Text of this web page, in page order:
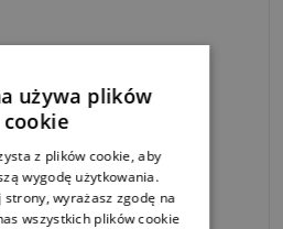
używa plików
cookie
z plików cookie, aby
wygodę użytkowania.
strony, wyrażasz zgodę na
wszystkich plików cookie